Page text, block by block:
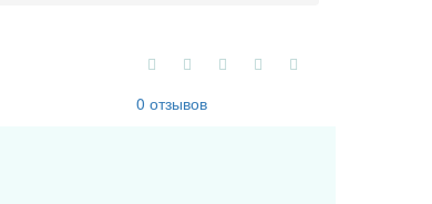
0 отзывов